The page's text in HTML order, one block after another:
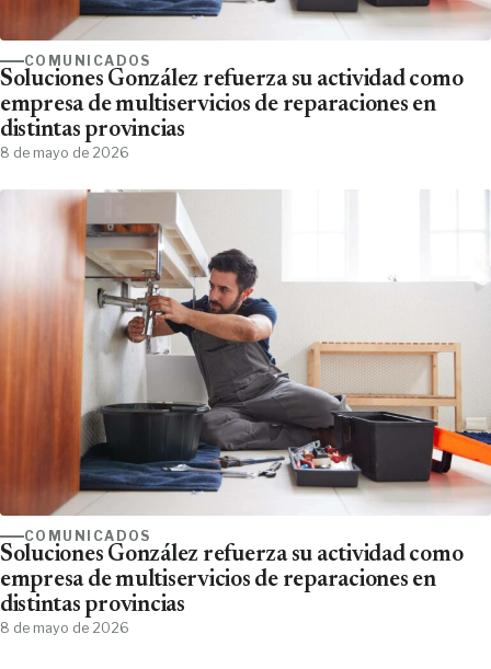
COMUNICADOS
Soluciones González refuerza su actividad como
empresa de multiservicios de reparaciones en
distintas provincias
8 de mayo de 2026
COMUNICADOS
Soluciones González refuerza su actividad como
empresa de multiservicios de reparaciones en
distintas provincias
8 de mayo de 2026